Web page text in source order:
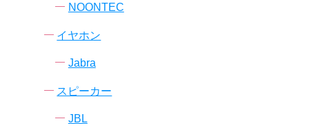
NOONTEC
イヤホン
Jabra
スピーカー
JBL